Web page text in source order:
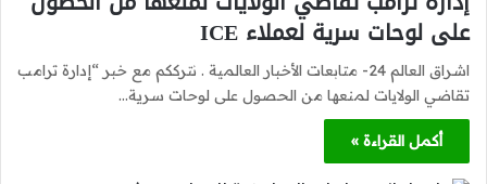
على لوحات سرية لعملاء ICE
اشراق العالم 24- متابعات الأخبار العالمية . نترككم مع خبر “إدارة ترامب
تقاضي الولايات لمنعها من الحصول على لوحات سرية…
أكمل القراءة »